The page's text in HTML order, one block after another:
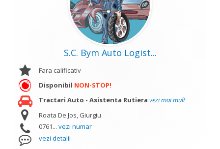
S.C. Bym Auto Logist...
Fara calificativ
Disponibil NON-STOP!
Tractari Auto - Asistenta Rutiera vezi mai mult
Roata De Jos, Giurgiu
0761... vezi numar
vezi detalii